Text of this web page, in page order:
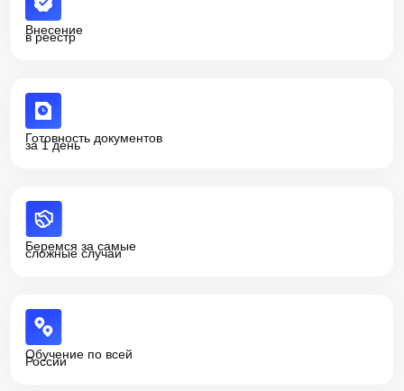
Внесение
в реестр
Готовность документов
за 1 день
Беремся за самые
сложные случаи
Обучение по всей
России